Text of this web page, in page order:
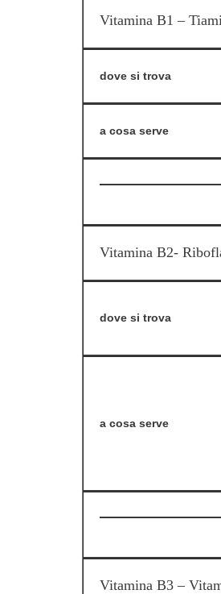
Vitamina B1 –
dove si trova
a cosa serve
Vitamina B2-
dove si trova
a cosa serve
Vitamina B3 –